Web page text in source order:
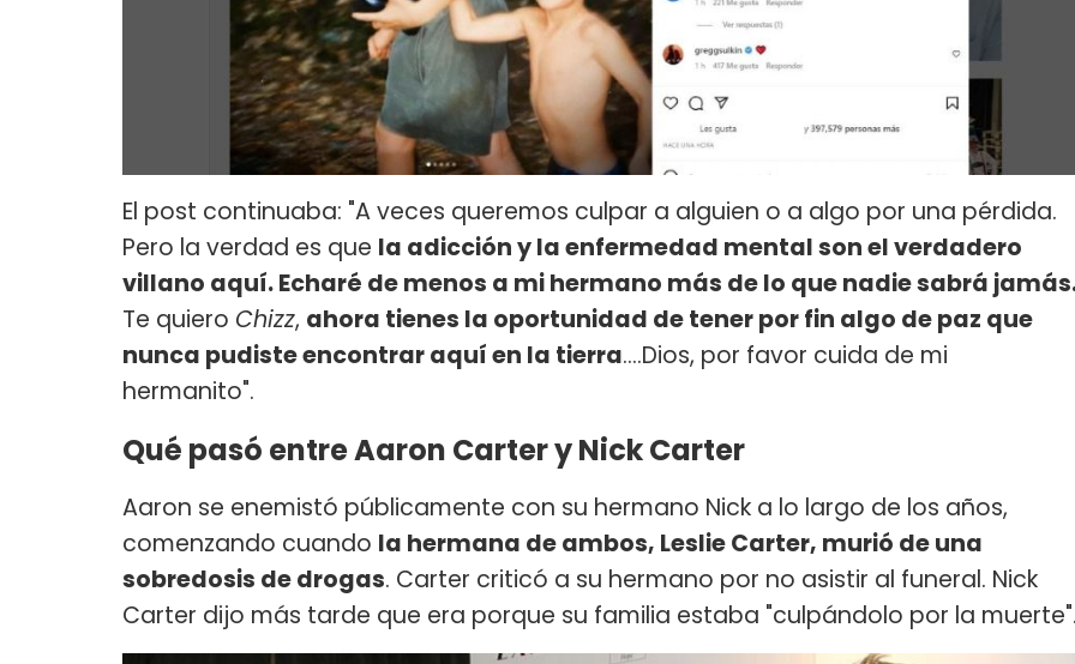
El post continuaba: "A veces queremos culpar a alguien o a algo por una pérdida.
Pero la verdad es que la adicción y la enfermedad mental son el verdadero
villano aquí. Echaré de menos a mi hermano más de lo que nadie sabrá
Te quiero Chizz, ahora tienes la oportunidad de tener por fin algo de paz que
nunca pudiste encontrar aquí en la tierra....Dios, por favor cuida de mi
hermanito".
Qué pasó entre Aaron Carter y Nick Carter
Aaron se enemistó públicamente con su hermano Nick a lo largo de los años,
comenzando cuando la hermana de ambos, Leslie Carter, murió de una
sobredosis de drogas. Carter criticó a su hermano por no asistir al funeral. Nick
Carter dijo más tarde que era porque su familia estaba "culpándolo por la